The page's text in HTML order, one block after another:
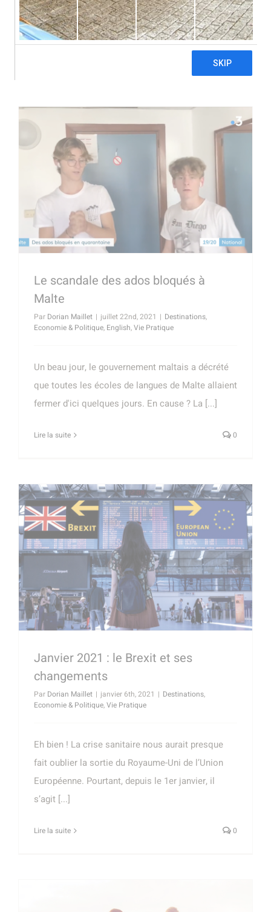
Facebook
X LinkedIn
Le scandale des ados bloqués à
Malte
Par Dorian Maillet | juillet 22nd, 2021 | Destinations,
Economie & Politique, English,Vie Pratique
Un beau jour, le gouvernement maltais a décrété
que toutes les écoles de langues de Malte allaient
fermer d'ici quelques jours. En cause ? La [...]
Lire la suite 0
Janvier 2021 : le Brexit et ses
changements
Par Dorian Maillet | janvier 6th, 2021 | Destinations,
Economie & Politique,Vie Pratique
Eh bien ! La crise sanitaire nous aurait presque
fait oublier la sortie du Royaume-Uni de l’Union
Européenne. Pourtant, depuis le 1er janvier, il
s’agit [...]
Lire la suite 0